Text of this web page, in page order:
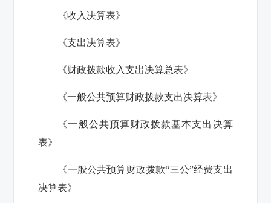
《收入决算表》
《支出决算表》
《财政拨款收入支出决算总表》
《一般公共预算财政拨款支出决算表》
《一般公共预算财政拨款基本支出决算
表》
《一般公共预算财政拨款“三公”经费支出
决算表》